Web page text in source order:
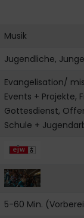
Musik
Jugendliche,
Evangelisation/
Events + Projekte,
Gottesdienst,
Schule +
5-60 Min.